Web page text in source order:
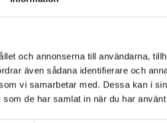
och annonserna till användarna,
även sådana identifierare och
vi samarbetar med. Dessa kan i
de har samlat in när du har
ställbara